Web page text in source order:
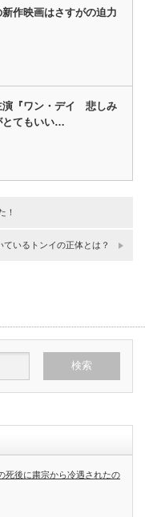
作映画はさすがの迫力
演『ワン・デイ 悲しみ
とてもいい…
！
ているトンイの正体とは？
死後に粛宗から冷遇されたの